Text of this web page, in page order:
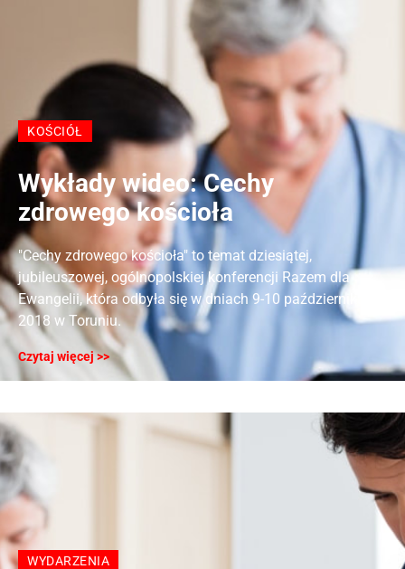
KOŚCIÓŁ
Wykłady wideo: Cechy
zdrowego kościoła
"Cechy zdrowego kościoła" to temat dziesiątej,
jubileuszowej, ogólnopolskiej konferencji Razem dla
Ewangelii, która odbyła się w dniach 9-10 października
2018 w Toruniu.
Czytaj więcej >>
WYDARZENIA